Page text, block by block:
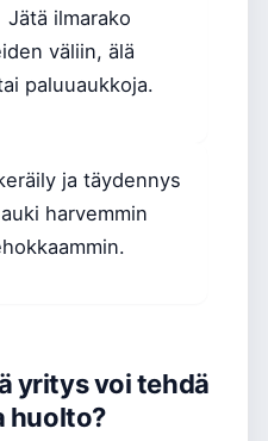
Jätä ilmarako
väliin, älä
paluuaukkoja.
ja täydennys
harvemmin
yritys voi tehdä
huolto?